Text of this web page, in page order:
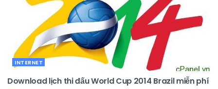
INTERNET
Download lịch thi đấu World Cup 2014 Brazil miễn phí